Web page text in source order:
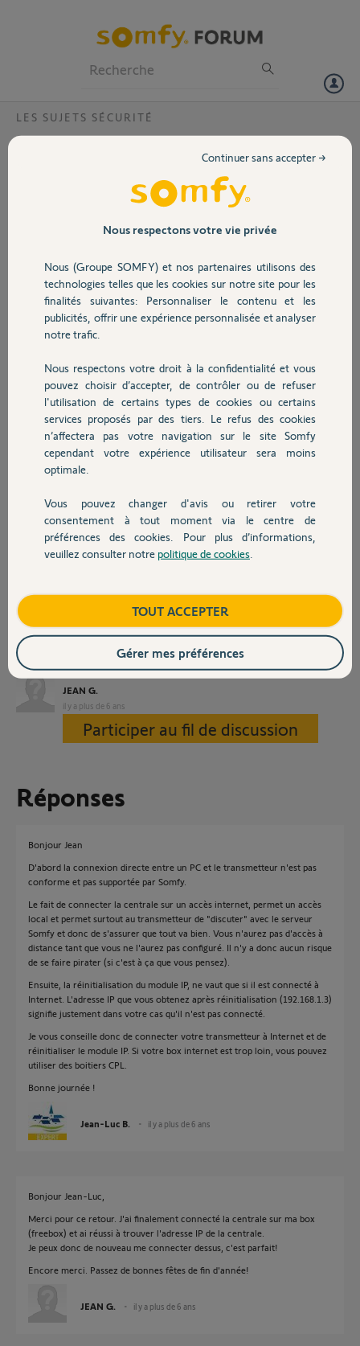
Volet
Sécurité
Domotique
Chauffage
Autres produits
Devis avec un pro
Contact
LES SUJETS SÉCURITÉ
Protexiom : interface ethernet non
J'ai acheté mon alarme en juillet 2019.
centrale via le câble ethernet pour programmer l'alarme, et ai bien
modifié l'adresse IP en 192.168.1.210
Pour information, en usage courant, je ne souhaite pas connecter et
piloter ma centrale à distance, je n'ai donc pas raccordé le câble
J'ai souhaité me connecter à nouveau à l'interface, via donc le câble
ethernet en direct, que j'ai donc rebranché à mon ordinateur comme
lors de l'installation.
Malheureusement, la connexion réseau au 192.168.1.210 n'est pas
possible ("site inaccessible" sous Chrome ou quelque soit le
navigateur).
L'opération s'est bien passée, je retrouve au clavier LCD dans le menu
780 l'adresse d'origine 192.168.1.3
Malheureusement, aucune connexion à l'interface n'est toujours
possible.
fonctionne chez moi, même résultat.
Pouvez-vous svp m'indiquer la marche à suivre?
Par avance, merci.
JEAN G.
il y a plus de 6 ans
Participer au fil de discussion
Réponses
Bonjour Jean
D'abord la connexion directe entre un PC et le transmetteur n'est pas
conforme et pas supportée par Somfy.
Le fait de connecter la centrale sur un accès internet, permet un accès
local et permet surtout au transmetteur de "discuter" avec le serveur
Somfy et donc de s'assurer que tout va bien. Vous n'aurez pas d'accès à
distance tant que vous ne l'aurez pas configuré. Il n'y a donc aucun risque
de se faire pirater (si c'est à ça que vous pensez).
Ensuite, la réinitialisation du module IP, ne vaut que si il est connecté à
Internet. L'adresse IP que vous obtenez après réinitialisation (192.168.1.3)
signifie justement dans votre cas qu'il n'est pas connecté.
Je vous conseille donc de connecter votre transmetteur à Internet et de
réinitialiser le module IP. Si votre box internet est trop loin, vous pouvez
utiliser des boitiers CPL.
Bonne journée !
Jean-Luc B. il y a plus de 6 ans
Bonjour Jean-Luc,
Merci pour ce retour. J'ai finalement connecté la centrale sur ma box
(freebox) et ai réussi à trouver l'adresse IP de la centrale.
Je peux donc de nouveau me connecter dessus, c'est parfait!
Encore merci. Passez de bonnes fêtes de fin d'année!
JEAN G. il y a plus de 6 ans
Nous respectons votre vie privée
Nous (Groupe SOMFY) et nos partenaires utilisons des
technologies telles que les cookies sur notre site pour les
finalités suivantes: Personnaliser le contenu et les
publicités, offrir une expérience personnalisée et analyser
notre trafic.
Nous respectons votre droit à la confidentialité et vous
pouvez choisir d’accepter, de contrôler ou de refuser
l'utilisation de certains types de cookies ou certains
services proposés par des tiers. Le refus des cookies
n’affectera pas votre navigation sur le site Somfy
cependant votre expérience utilisateur sera moins
optimale.
Vous pouvez changer d'avis ou retirer votre
consentement à tout moment via le centre de
préférences des cookies. Pour plus d’informations,
veuillez consulter notre politique de cookies
Continuer sans accepter →
TOUT ACCEPTER
Gérer mes préférences